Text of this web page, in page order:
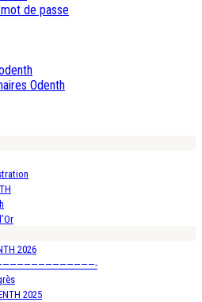
de passe
Odenth
2026
2025